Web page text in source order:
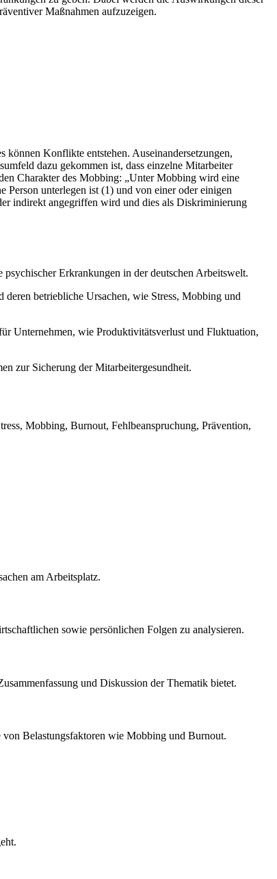
Maßnahmen aufzuzeigen.
können Konflikte entstehen. Auseinandersetzungen,
dazu gekommen ist, dass einzelne Mitarbeiter
Charakter des Mobbing: „Unter Mobbing wird eine
unterlegen ist (1) und von einer oder einigen
indirekt angegriffen wird und dies als Diskriminierung
Erkrankungen in der deutschen Arbeitswelt.
betriebliche Ursachen, wie Stress, Mobbing und
Unternehmen, wie Produktivitätsverlust und Fluktuation,
zur Sicherung der Mitarbeitergesundheit.
Mobbing, Burnout, Fehlbeanspruchung, Prävention,
am Arbeitsplatz.
sowie persönlichen Folgen zu analysieren.
und Diskussion der Thematik bietet.
Belastungsfaktoren wie Mobbing und Burnout.